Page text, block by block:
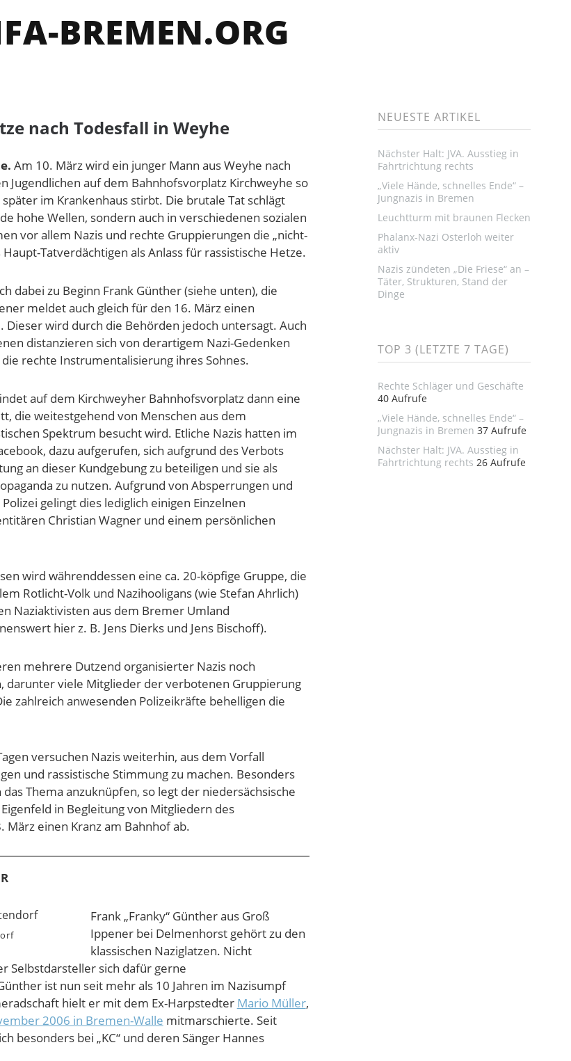
BREMEN.ORG
nach Todesfall in Weyhe
Am 10. März wird ein junger Mann aus Weyhe nach
Jugendlichen auf dem Bahnhofsvorplatz Kirchweyhe so
im Krankenhaus stirbt. Die brutale Tat schlägt
hohe Wellen, sondern auch in verschiedenen sozialen
vor allem Nazis und rechte Gruppierungen die „nicht-
Tatverdächtigen als Anlass für rassistische Hetze.
dabei zu Beginn Frank Günther (siehe unten), die
meldet auch gleich für den 16. März einen
Dieser wird durch die Behörden jedoch untersagt. Auch
distanzieren sich von derartigem Nazi-Gedenken
rechte Instrumentalisierung ihres Sohnes.
auf dem Kirchweyher Bahnhofsvorplatz dann eine
die weitestgehend von Menschen aus dem
Spektrum besucht wird. Etliche Nazis hatten im
dazu aufgerufen, sich aufgrund des Verbots
an dieser Kundgebung zu beteiligen und sie als
zu nutzen. Aufgrund von Absperrungen und
gelingt dies lediglich einigen Einzelnen
Christian Wagner und einem persönlichen
wird währenddessen eine ca. 20-köpfige Gruppe, die
Rotlicht-Volk und Nazihooligans (wie Stefan Ahrlich)
Naziaktivisten aus dem Bremer Umland
hier z. B. Jens Dierks und Jens Bischoff).
mehrere Dutzend organisierter Nazis noch
darunter viele Mitglieder der verbotenen Gruppierung
zahlreich anwesenden Polizeikräfte behelligen die
versuchen Nazis weiterhin, aus dem Vorfall
und rassistische Stimmung zu machen. Besonders
Thema anzuknüpfen, so legt der niedersächsische
in Begleitung von Mitgliedern des
März einen Kranz am Bahnhof ab.
Frank „Franky“ Günther aus Groß
Ippener bei Delmenhorst gehört zu den
klassischen Naziglatzen. Nicht
Selbstdarsteller sich dafür gerne
ist nun seit mehr als 10 Jahren im Nazisumpf
hielt er mit dem Ex-Harpstedter Mario Müller,
2006 in Bremen-Walle mitmarschierte. Seit
besonders bei „KC“ und deren Sänger Hannes
NEUESTE ARTIKEL
Nächster Halt: JVA. Ausstieg in
Fahrtrichtung rechts
„Viele Hände, schnelles Ende“ –
Jungnazis in Bremen
Leuchtturm mit braunen Flecken
Phalanx-Nazi Osterloh weiter
aktiv
Nazis zündeten „Die Friese“ an –
Täter, Strukturen, Stand der
Dinge
TOP 3 (LETZTE 7 TAGE)
Rechte Schläger und Geschäfte
40 Aufrufe
„Viele Hände, schnelles Ende“ –
Jungnazis in Bremen 37 Aufrufe
Nächster Halt: JVA. Ausstieg in
Fahrtrichtung rechts 26 Aufrufe